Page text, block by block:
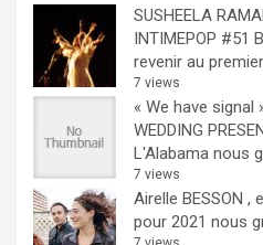
SUSHEELA
INTIMEPOP #51
revenir au
7 views
« We have signal
WEDDING
L'Alabama nous
7 views
Airelle BESSON ,
pour 2021 nous